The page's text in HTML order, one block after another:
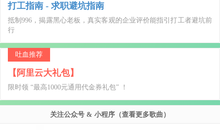
打工指南 - 求职避坑指南
抵制996，揭露黑心老板，真实客观的企业评价能指引打工者避坑前
行
吐血推荐
【阿里云大礼包】
限时领 “最高1000元通用代金券礼包” ！
关注公众号 & 小程序（查看更多歌曲）